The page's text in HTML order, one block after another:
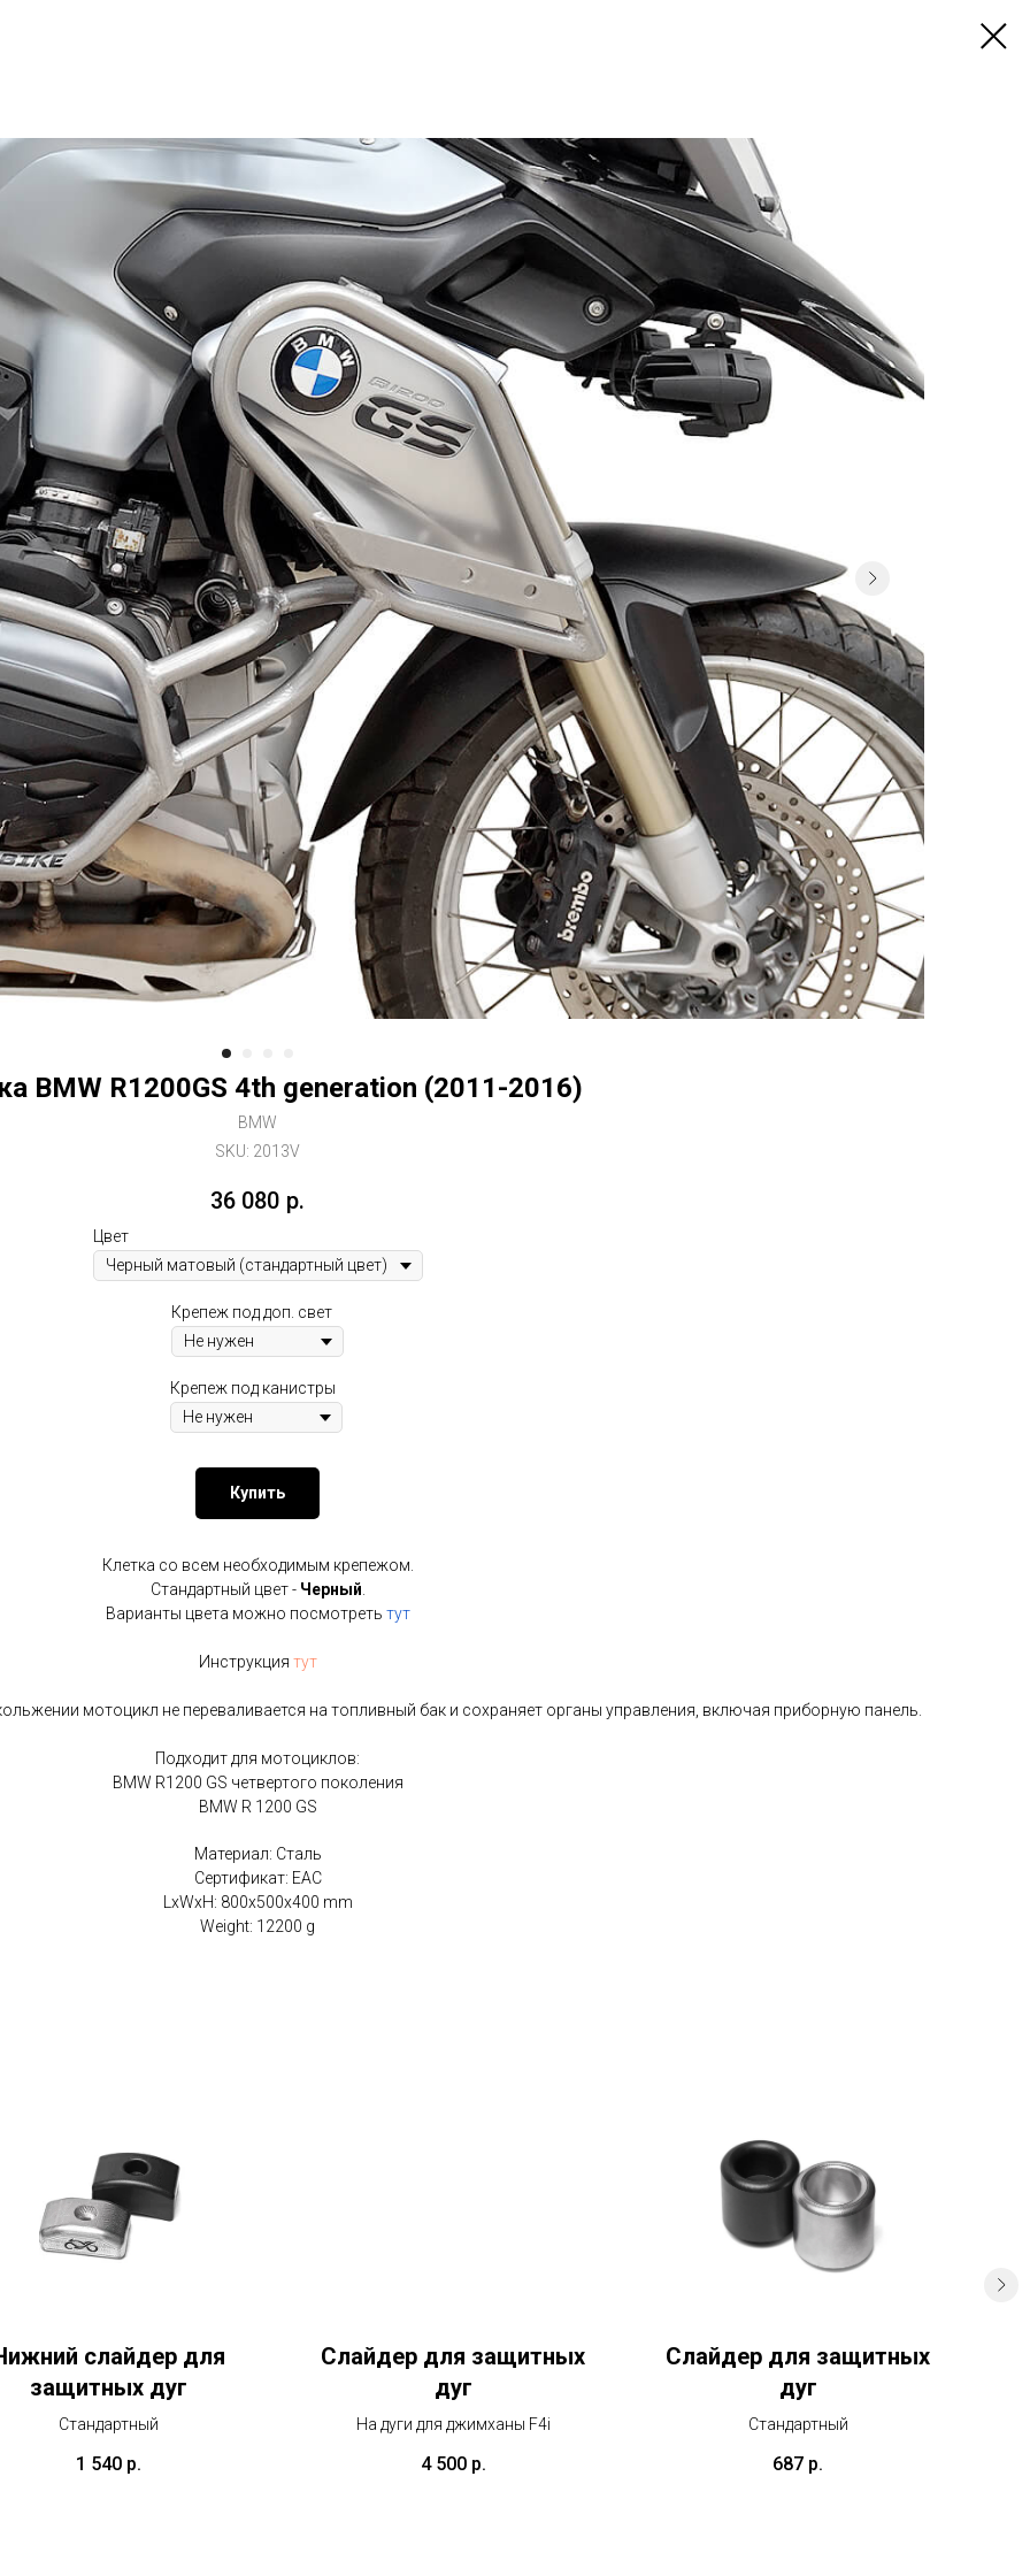
BMW R1200GS 4th generation (2011-2016)
BMW
SKU: 2013V
36 080 р.
Цвет
Крепеж под доп. свет
Крепеж под канистры
Купить
Клетка со всем необходимым крепежом.
Стандартный цвет - Черный
Варианты цвета можно посмотреть тут
Инструкция тут
мотоцикл не переваливается на топливный бак и сохраняет органы управления, включая приборную панель.
Подходит для мотоциклов:
BMW R1200 GS четвертого поколения
BMW R 1200 GS
Материал: Сталь
Сертификат: EAC
LxWxH: 800x500x400 mm
Weight: 12200 g
слайдер для
защитных дуг
Стандартный
1 540 р.
Слайдер для защитных
дуг
На дуги для джимханы F4i
4 500 р.
Слайдер для защитных
дуг
Стандартный
687 р.